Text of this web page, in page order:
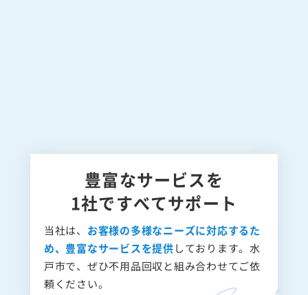
豊富なサービスを
1社ですべてサポート
当社は、 お客様の多様なニーズに対応するた
め、豊富なサービスを提供しております。水
戸市で、ぜひ不用品回収と組み合わせてご依
頼ください。